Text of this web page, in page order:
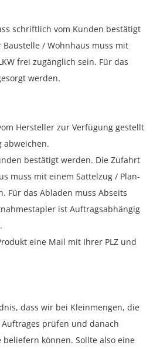
schriftlich vom Kunden bestätigt
/ Wohnhaus muss mit
frei zugänglich sein. Für das
werden.
Hersteller zur Verfügung gestellt
abweichen.
bestätigt werden. Die Zufahrt
muss mit einem Sattelzug / Plan-
Für das Abladen muss Abseits
ist Auftragsabhängig
eine Mail mit Ihrer PLZ und
dass wir bei Kleinmengen, die
prüfen und danach
können. Sollte also eine